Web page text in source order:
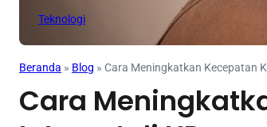
Teknologi
Beranda » Blog » Cara Meningkatkan Kecepatan
Cara